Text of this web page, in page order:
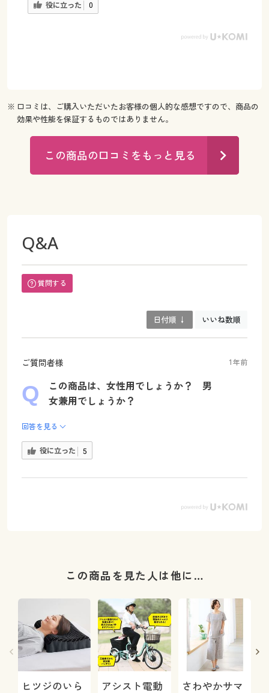
役に立った 0
※ 口コミは、ご購入いただいたお客様の個人的な感想ですので、商品の
効果や性能を保証するものではありません。
この商品の口コミをもっと見る
Q&A
質問する
日付順 ↓ いいね数順
ご質問者様 1年前
この商品は、女性用でしょうか？ 男
女兼用でしょうか？
回答を見る
役に立った 5
この商品を見た人は他に…
ヒツジのいら アシスト電動 さわやかサマ